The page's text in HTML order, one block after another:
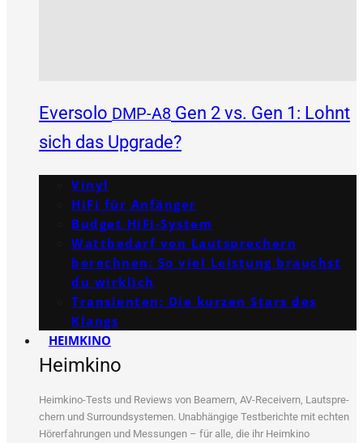
Eversolo DMP-A8 Gen 2 vs. Gen 1: Lohnt
sich das Upgrade?
Vinyl
HiFi für Anfänger
Budget HiFi-System
Wattbedarf von Lautsprechern
berechnen: So viel Leistung brauchst
du wirklich
Transienten: Die kurzen Stars des
Klangs
HEIMKINO
Heimkino
Heim­ki­no-Tests und Reviews von Bea­mern, AV-Recei­vern, Laut­spre­
chern und Sur­round­sys­te­men. Unab­hän­gi­ge Test­be­rich­te mit ech­ten
Hör­erfah­run­gen und Mes­sun­gen – für alle, die ihr Heim­ki­no